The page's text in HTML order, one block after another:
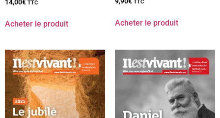
14,00€ TTC
Acheter le produit
TTC
Acheter le produit